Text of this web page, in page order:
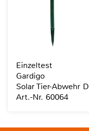
Einzeltest
Gardigo
Solar Tier-Abwehr
Art.-Nr. 60064